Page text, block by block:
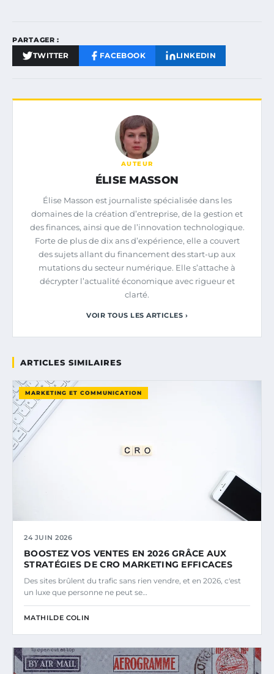
PARTAGER :
TWITTER FACEBOOK LINKEDIN
AUTEUR
ÉLISE MASSON
Élise Masson est journaliste spécialisée dans les
domaines de la création d’entreprise, de la gestion et
des finances, ainsi que de l’innovation technologique.
Forte de plus de dix ans d’expérience, elle a couvert
des sujets allant du financement des start-up aux
mutations du secteur numérique. Elle s’attache à
décrypter l’actualité économique avec rigueur et
clarté.
VOIR TOUS LES ARTICLES ›
ARTICLES SIMILAIRES
MARKETING ET COMMUNICATION
24 JUIN 2026
BOOSTEZ VOS VENTES EN 2026 GRÂCE AUX
STRATÉGIES DE CRO MARKETING EFFICACES
Des sites brûlent du trafic sans rien vendre, et en 2026, c'est
un luxe que personne ne peut se…
MATHILDE COLIN